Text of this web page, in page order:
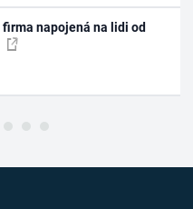
napojená na lidi od